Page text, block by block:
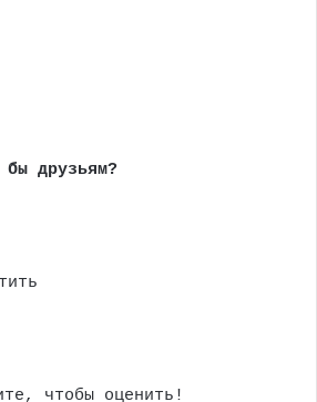
бы друзьям?
чтобы оценить!